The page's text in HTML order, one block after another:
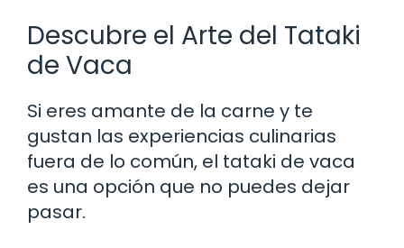
Descubre el Arte del Tataki
de Vaca
Si eres amante de la carne y te
gustan las experiencias culinarias
fuera de lo común, el tataki de vaca
es una opción que no puedes dejar
pasar.